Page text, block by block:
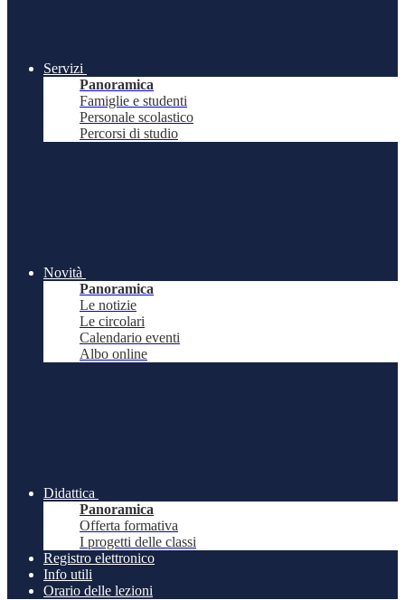
Servizi
Panoramica
Famiglie e studenti
Personale scolastico
Percorsi di studio
Novità
Panoramica
Le notizie
Le circolari
Calendario eventi
Albo online
Didattica
Panoramica
Offerta formativa
I progetti delle classi
Registro elettronico
Info utili
Orario delle lezioni